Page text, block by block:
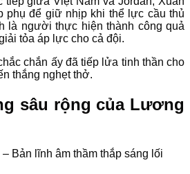
phụ để giữ nhịp khi thể lực cầu thủ
là người thực hiện thành công quả
tỏa áp lực cho cả đội.
chắn ấy đã tiếp lửa tinh thần cho
thắng nghẹt thở.
sâu rộng của Lương